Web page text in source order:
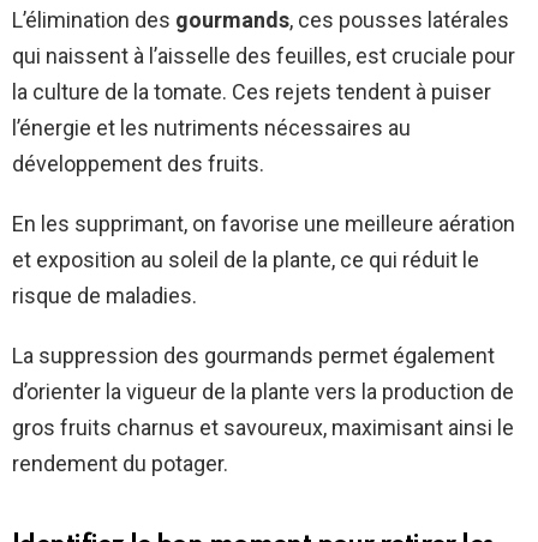
L’élimination des gourmands, ces pousses latérales
qui naissent à l’aisselle des feuilles, est cruciale pour
la culture de la tomate. Ces rejets tendent à puiser
l’énergie et les nutriments nécessaires au
développement des fruits.
En les supprimant, on favorise une meilleure aération
et exposition au soleil de la plante, ce qui réduit le
risque de maladies.
La suppression des gourmands permet également
d’orienter la vigueur de la plante vers la production de
gros fruits charnus et savoureux, maximisant ainsi le
rendement du potager.